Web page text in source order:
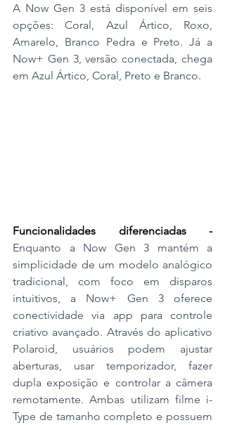
A Now Gen 3 está disponível em seis
opções: Coral, Azul Ártico, Roxo,
Amarelo, Branco Pedra e Preto. Já a
Now+ Gen 3, versão conectada, chega
em Azul Ártico, Coral, Preto e Branco.
Funcionalidades diferenciadas -
Enquanto a Now Gen 3 mantém a
simplicidade de um modelo analógico
tradicional, com foco em disparos
intuitivos, a Now+ Gen 3 oferece
conectividade via app para controle
criativo avançado. Através do aplicativo
Polaroid, usuários podem ajustar
aberturas, usar temporizador, fazer
dupla exposição e controlar a câmera
remotamente. Ambas utilizam filme i-
Type de tamanho completo e possuem